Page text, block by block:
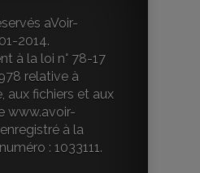
aVoir-
2014.
à la loi n° 78-17
relative à
aux fichiers et aux
www.avoir-
à la
: 1033111.